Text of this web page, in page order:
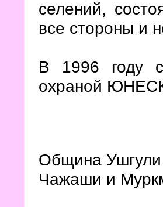
селений,
все стороны и
В 1996 году
охраной
Община Ушгули
Чажаши и